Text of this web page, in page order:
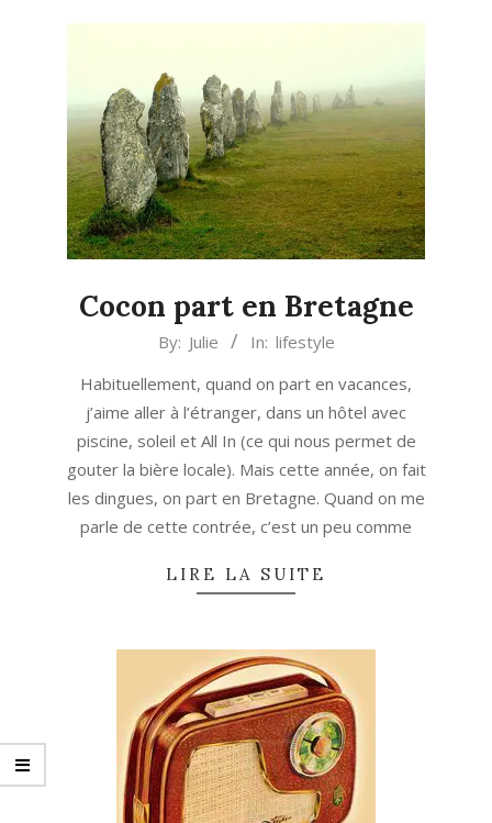
LIVING
Cocon part en Bretagne
21
By: Julie In: lifestyle
Habituellement, quand on part en vacances,
j’aime aller à l’étranger, dans un hôtel avec
piscine, soleil et All In (ce qui nous permet de
gouter la bière locale). Mais cette année, on fait
les dingues, on part en Bretagne. Quand on me
parle de cette contrée, c’est un peu comme
LIRE LA SUITE